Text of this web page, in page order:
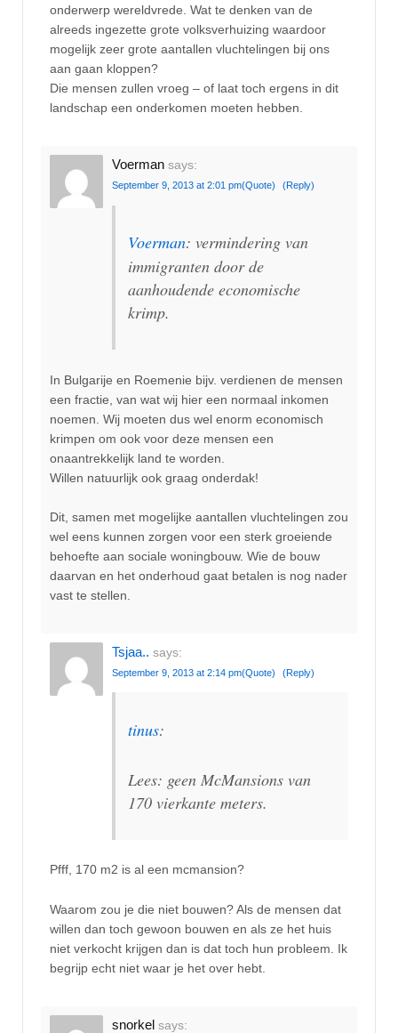
onderwerp wereldvrede. Wat te denken van de
alreeds ingezette grote volksverhuizing waardoor
mogelijk zeer grote aantallen vluchtelingen bij ons
aan gaan kloppen?
Die mensen zullen vroeg – of laat toch ergens in dit
landschap een onderkomen moeten hebben.
Voerman says:
September 9, 2013 at 2:01 pm(Quote) (Reply)
Voerman: vermindering van
immigranten door de
aanhoudende economische
krimp.
In Bulgarije en Roemenie bijv. verdienen de mensen
een fractie, van wat wij hier een normaal inkomen
noemen. Wij moeten dus wel enorm economisch
krimpen om ook voor deze mensen een
onaantrekkelijk land te worden.
Willen natuurlijk ook graag onderdak!
Dit, samen met mogelijke aantallen vluchtelingen zou
wel eens kunnen zorgen voor een sterk groeiende
behoefte aan sociale woningbouw. Wie de bouw
daarvan en het onderhoud gaat betalen is nog nader
vast te stellen.
Tsjaa.. says:
September 9, 2013 at 2:14 pm(Quote) (Reply)
tinus:
Lees: geen McMansions van
170 vierkante meters.
Pfff, 170 m2 is al een mcmansion?
Waarom zou je die niet bouwen? Als de mensen dat
willen dan toch gewoon bouwen en als ze het huis
niet verkocht krijgen dan is dat toch hun probleem. Ik
begrijp echt niet waar je het over hebt.
snorkel says: